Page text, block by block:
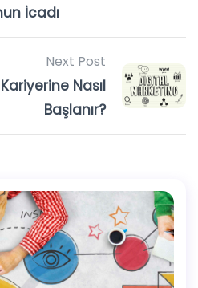
İcadı
Next Post
Nasıl
Başlanır?